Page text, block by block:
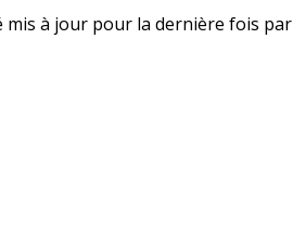
mis à jour pour la dernière fois par